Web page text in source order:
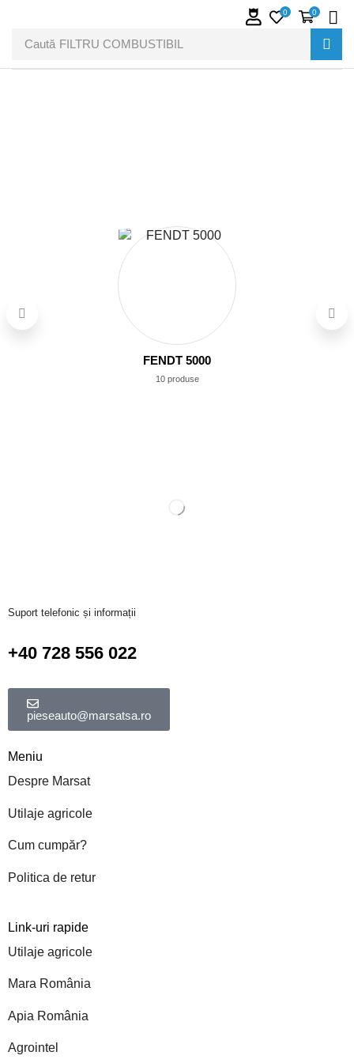
Caută FILTRU COMBUSTIBIL
0 0
FENDT 5000
10 produse
Suport telefonic și informații
+40 728 556 022
pieseauto@marsatsa.ro
Meniu
Despre Marsat
Utilaje agricole
Cum cumpăr?
Politica de retur
Link-uri rapide
Utilaje agricole
Mara România
Apia România
Agrointel